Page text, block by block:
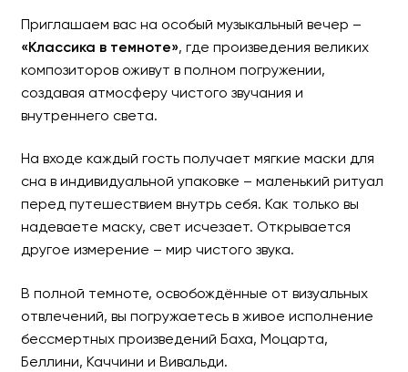
Уникальный формат теперь в
Приглашаем вас на особый музыкальный вечер –
«Классика в темноте», где произведения великих
композиторов оживут в полном погружении,
создавая атмосферу чистого звучания и
внутреннего света.
На входе каждый гость получает мягкие маски для
сна в индивидуальной упаковке – маленький ритуал
перед путешествием внутрь себя. Как только вы
надеваете маску, свет исчезает. Открывается
другое измерение – мир чистого звука.
В полной темноте, освобождённые от визуальных
отвлечений, вы погружаетесь в живое исполнение
бессмертных произведений Баха, Моцарта,
Беллини, Каччини и Вивальди.